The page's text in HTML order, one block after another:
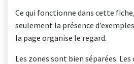
Ce qui fonctionne dans cette fiche,
seulement la présence
la page organise le regard.
Les zones sont bien séparées.